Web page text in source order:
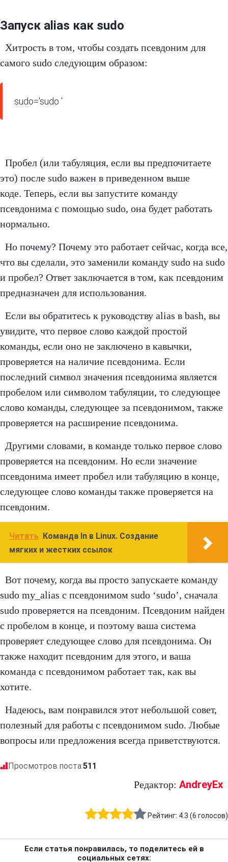
Запуск alias как sudo
Хитрость в том, чтобы создать псевдоним для
самого sudo следующим образом:
sudo='sudo '
Пробел (или табуляция, если вы предпочитаете
это) после sudo важен в приведенном выше
коде. Теперь, если вы запустите команду
псевдонима с помощью sudo, она будет работать
нормально.
Но почему? Почему это работает сейчас, когда все,
что вы сделали, это заменили команду sudo на sudo
и пробел? Ответ заключается в том, как псевдоним
предназначен для использования.
Если вы обратитесь к руководству alias в bash, вы
увидите, что первое слово каждой простой
команды, если оно не заключено в кавычки,
проверяется на наличие псевдонима. Если
последний символ значения псевдонима является
пробелом или символом табуляции, то следующее
слово команды, следующее за псевдонимом, также
проверяется на расширение псевдонима.
Другими словами, в команде только первое слово
проверяется на псевдоним. Но если значение
псевдонима имеет пробел или табуляцию в конце,
следующее слово команды также проверяется на
псевдоним.
Читать
Команда ln в Linux. Создание
мягких и жестких ссылок
Вот почему, когда вы просто запускаете команду
sudo my_alias с псевдонимом sudo ‘sudo’, сначала
sudo проверяется на псевдоним. Псевдоним найден
с пробелом в конце, и поэтому ваша система
проверяет следующее слово для псевдонима. Он
также находит псевдоним для этого, и ваша
команда с псевдонимом работает так, как вы
хотите.
Надеюсь, вам понравился этот небольшой совет,
полезный для работы с псевдонимом sudo. Любые
вопросы или предложения всегда приветствуются.
Просмотров поста:511
Редактор: AndreyEx
Рейтинг: 4.3 (6 голосов)
Если статья понравилась, то поделитесь ей в
социальных сетях: